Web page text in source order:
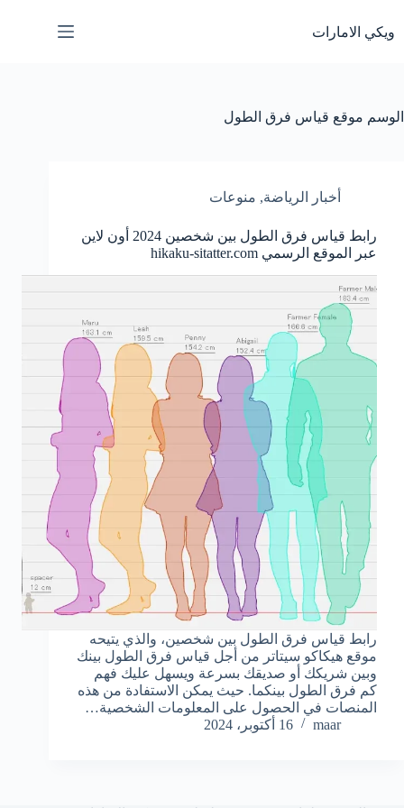
المحتوى
ويكي الامارات
الوسم موقع قياس فرق الطول
أخبار الرياضة, منوعات
رابط قياس فرق الطول بين شخصين 2024 أون لاين
عبر الموقع الرسمي hikaku-sitatter.com
رابط قياس فرق الطول بين شخصين، والذي يتيحه
موقع هيكاكو سيتاتر من أجل قياس فرق الطول بينك
وبين شريكك أو صديقك بسرعة ويسهل عليك فهم
كم فرق الطول بينكما. حيث يمكن الاستفادة من هذه
المنصات في الحصول على المعلومات الشخصية…
maar
16 أكتوبر، 2024